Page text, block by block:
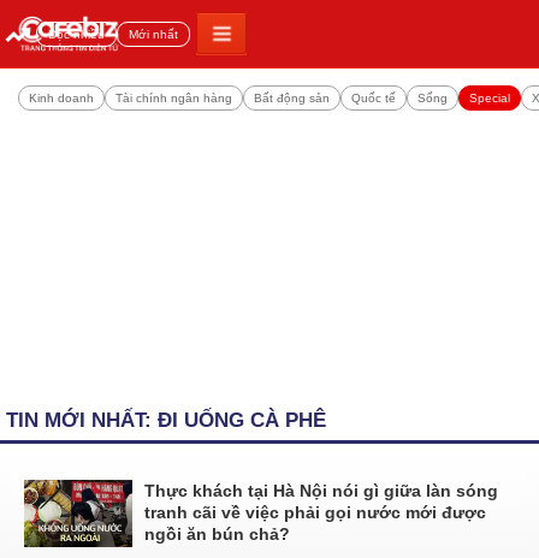
Đọc nhiều Mới nhất
Kinh doanh Tài chính ngân hàng Bất động sản Quốc tế Sống Special
TIN MỚI NHẤT: ĐI UỐNG CÀ PHÊ
Thực khách tại Hà Nội nói gì giữa làn sóng
tranh cãi về việc phải gọi nước mới được
ngồi ăn bún chả?